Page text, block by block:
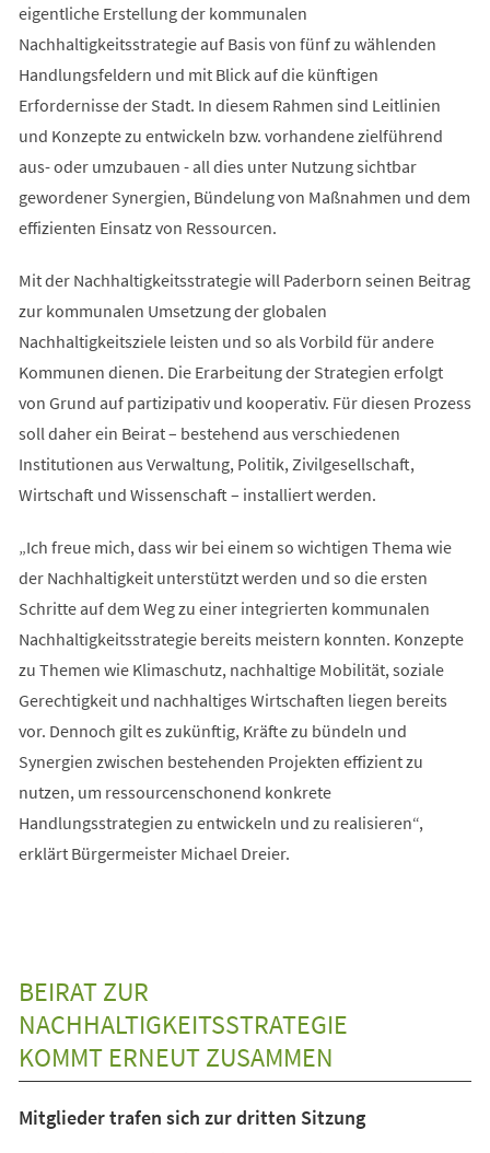
eigentliche Erstellung der kommunalen
Nachhaltigkeitsstrategie auf Basis von fünf zu wählenden
Handlungsfeldern und mit Blick auf die künftigen
Erfordernisse der Stadt. In diesem Rahmen sind Leitlinien
und Konzepte zu entwickeln bzw. vorhandene zielführend
aus- oder umzubauen - all dies unter Nutzung sichtbar
gewordener Synergien, Bündelung von Maßnahmen und dem
effizienten Einsatz von Ressourcen.
Mit der Nachhaltigkeitsstrategie will Paderborn seinen Beitrag
zur kommunalen Umsetzung der globalen
Nachhaltigkeitsziele leisten und so als Vorbild für andere
Kommunen dienen. Die Erarbeitung der Strategien erfolgt
von Grund auf partizipativ und kooperativ. Für diesen Prozess
soll daher ein Beirat – bestehend aus verschiedenen
Institutionen aus Verwaltung, Politik, Zivilgesellschaft,
Wirtschaft und Wissenschaft – installiert werden.
„Ich freue mich, dass wir bei einem so wichtigen Thema wie
der Nachhaltigkeit unterstützt werden und so die ersten
Schritte auf dem Weg zu einer integrierten kommunalen
Nachhaltigkeitsstrategie bereits meistern konnten. Konzepte
zu Themen wie Klimaschutz, nachhaltige Mobilität, soziale
Gerechtigkeit und nachhaltiges Wirtschaften liegen bereits
vor. Dennoch gilt es zukünftig, Kräfte zu bündeln und
Synergien zwischen bestehenden Projekten effizient zu
nutzen, um ressourcenschonend konkrete
Handlungsstrategien zu entwickeln und zu realisieren“,
erklärt Bürgermeister Michael Dreier.
BEIRAT ZUR
NACHHALTIGKEITSSTRATEGIE
KOMMT ERNEUT ZUSAMMEN
Mitglieder trafen sich zur dritten Sitzung